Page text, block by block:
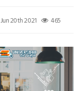
Jun 20th 2021 465